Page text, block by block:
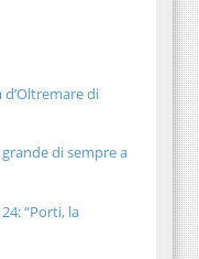
di
di sempre a
“Porti, la